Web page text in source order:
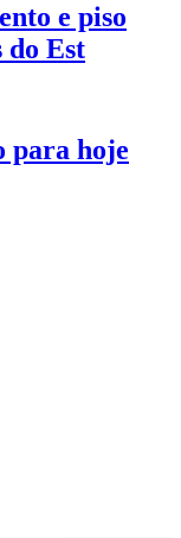
e piso
do Est
para hoje